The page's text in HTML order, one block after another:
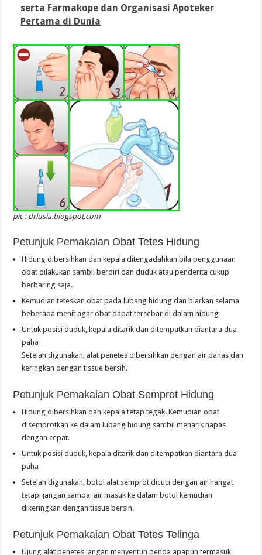
serta Farmakope dan Organisasi Apoteker
Pertama di Dunia
pic : drlusia.blogspot.com
Petunjuk Pemakaian Obat Tetes Hidung
Hidung dibersihkan dan kepala ditengadahkan bila penggunaan
obat dilakukan sambil berdiri dan duduk atau penderita cukup
berbaring saja.
Kemudian teteskan obat pada lubang hidung dan biarkan selama
beberapa menit agar obat dapat tersebar di dalam hidung
Untuk posisi duduk, kepala ditarik dan ditempatkan diantara dua
paha
Setelah digunakan, alat penetes dibersihkan dengan air panas dan
keringkan dengan tissue bersih.
Petunjuk Pemakaian Obat Semprot Hidung
Hidung dibersihkan dan kepala tetap tegak. Kemudian obat
disemprotkan ke dalam lubang hidung sambil menarik napas
dengan cepat.
Untuk posisi duduk, kepala ditarik dan ditempatkan diantara dua
paha
Setelah digunakan, botol alat semprot dicuci dengan air hangat
tetapi jangan sampai air masuk ke dalam botol kemudian
dikeringkan dengan tissue bersih.
Petunjuk Pemakaian Obat Tetes Telinga
Ujung alat penetes jangan menyentuh benda apapun termasuk